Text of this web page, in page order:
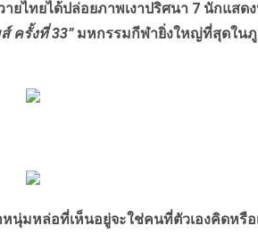
ทยได้ปล่อยภาพเงาปริศนา 7 นักแสด
ครั้งที่ 33” มหกรรมกีฬายิ่งใหญ่ที่สุดใน
หล่อที่เห็นอยู่จะใช่คนที่ตัวเองคิดหรือ